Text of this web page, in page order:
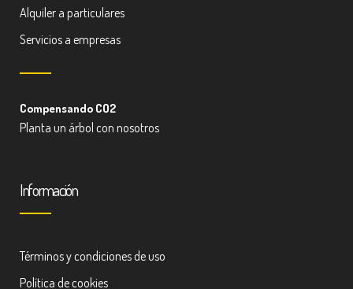
Alquiler a particulares
Servicios a empresas
Compensando CO2
Planta un árbol con nosotros
Información
Términos y condiciones de uso
Política de cookies